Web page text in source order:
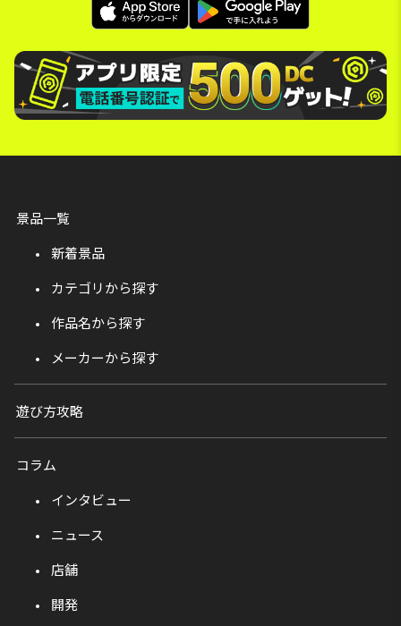
景品一覧
新着景品
カテゴリから探す
作品名から探す
メーカーから探す
遊び方攻略
コラム
インタビュー
ニュース
店舗
開発